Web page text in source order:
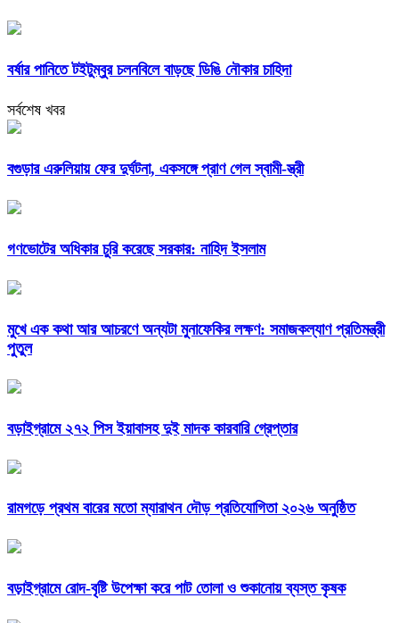
বর্ষার পানিতে টইটুম্বুর চলনবিলে বাড়ছে ডিঙি নৌকার চাহিদা
সর্বশেষ খবর
বগুড়ার এরুলিয়ায় ফের দুর্ঘটনা, একসঙ্গে প্রাণ গেল স্বামী-স্ত্রী
গণভোটের অধিকার চুরি করেছে সরকার: নাহিদ ইসলাম
মুখে এক কথা আর আচরণে অন্যটা মুনাফেকির লক্ষণ: সমাজকল্যাণ প্রতিমন্ত্রী
পুতুল
বড়াইগ্রামে ২৭২ পিস ইয়াবাসহ দুই মাদক কারবারি গ্রেপ্তার
রামগড়ে প্রথম বারের মতো ম্যারাথন দৌড় প্রতিযোগিতা ২০২৬ অনুষ্ঠিত
বড়াইগ্রামে রোদ-বৃষ্টি উপেক্ষা করে পাট তোলা ও শুকানোয় ব্যস্ত কৃষক